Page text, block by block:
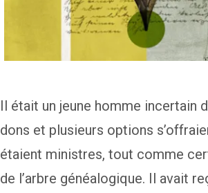
Il était un jeune homme incertain
dons et plusieurs options
étaient ministres, tout comme
de l’arbre généalogique. Il avait